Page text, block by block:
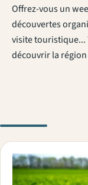
Offrez-vous un
découvertes
visite touristique...
découvrir la